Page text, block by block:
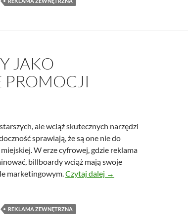
JAKO
PROMOCJI
ale wciąż skutecznych narzędzi
sprawiają, że są one nie do
W erze cyfrowej, gdzie reklama
billboardy wciąż mają swoje
marketingowym.Czytaj dalej Billboardy jako
→
REKLAMA ZEWNĘTRZNA